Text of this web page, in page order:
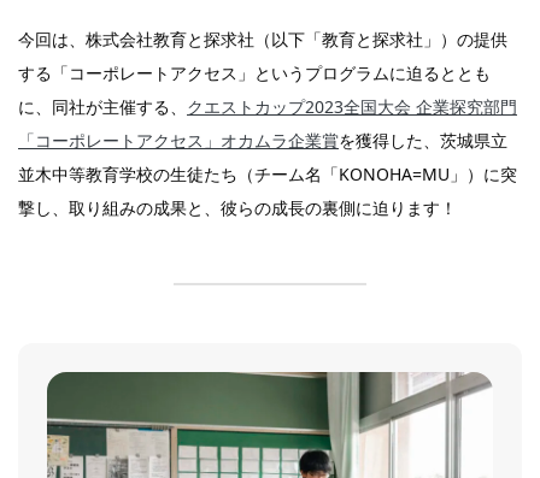
今回は、株式会社教育と探求社（以下「教育と探求社」）の提供
する「コーポレートアクセス」というプログラムに迫るととも
に、同社が主催する、 クエストカップ2023全国大会 企業探究部門
「コーポレートアクセス」オカムラ企業賞を獲得した、茨城県立
並木中等教育学校の生徒たち（チーム名「KONOHA=MU」）に突
撃し、取り組みの成果と、彼らの成長の裏側に迫ります！